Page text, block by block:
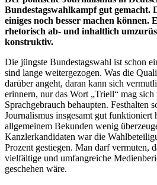
Bundestagswahlkampf gut gemacht.
einiges noch besser machen können.
rhetorisch ab- und inhaltlich
konstruktiv.
Die jüngste Bundestagswahl ist schon
sind lange weitergezogen. Was die
darüber angeht, daran kann sich
erinnern, nur das Wort „Triell“ mag
Sprachgebrauch behaupten. Festhalten
Journalismus insgesamt gut funktioniert
allgemeinem Bekunden wenig
Kanzlerkandidaten war die
Prozent gestiegen. Man darf vermuten,
vielfältige und umfangreiche
geschehen wäre.